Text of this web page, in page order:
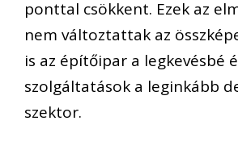
ponttal csökkent. Ezek az
nem változtattak az
is az építőipar a legkevésbé
szolgáltatások a leginkább
szektor.